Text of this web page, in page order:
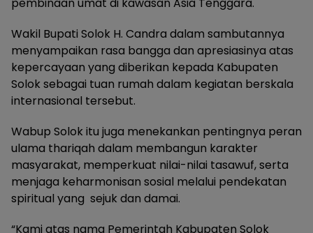
Wakil Bupati Solok H. Candra dalam sambutannya
menyampaikan rasa bangga dan apresiasinya atas
kepercayaan yang diberikan kepada Kabupaten
Solok sebagai tuan rumah dalam kegiatan berskala
internasional tersebut.
Wabup Solok itu juga menekankan pentingnya peran
ulama thariqah dalam membangun karakter
masyarakat, memperkuat nilai-nilai tasawuf, serta
menjaga keharmonisan sosial melalui pendekatan
spiritual yang sejuk dan damai.
“Kami atas nama Pemerintah Kabupaten Solok